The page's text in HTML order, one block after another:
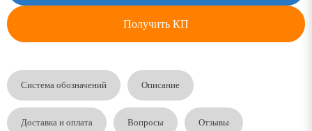
Получить КП
Система обозначений Описание
Доставка и оплата Вопросы Отзывы